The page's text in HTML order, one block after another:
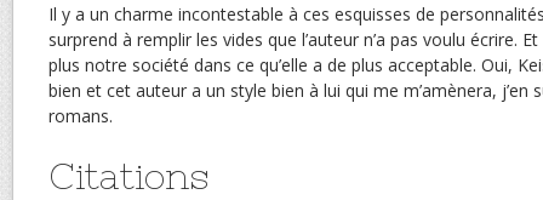
Il y a un charme incontestable à ces esquisses de
surprend à remplir les vides que l’auteur n’a pas voulu écrire.
plus notre société dans ce qu’elle a de plus acceptable. Oui,
bien et cet auteur a un style bien à lui qui me m’amènera, j’en
romans.
Citations